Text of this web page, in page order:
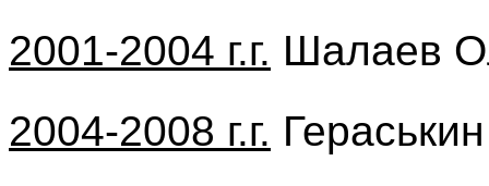
2001-2004 г.г. Шалаев
2004-2008 г.г.